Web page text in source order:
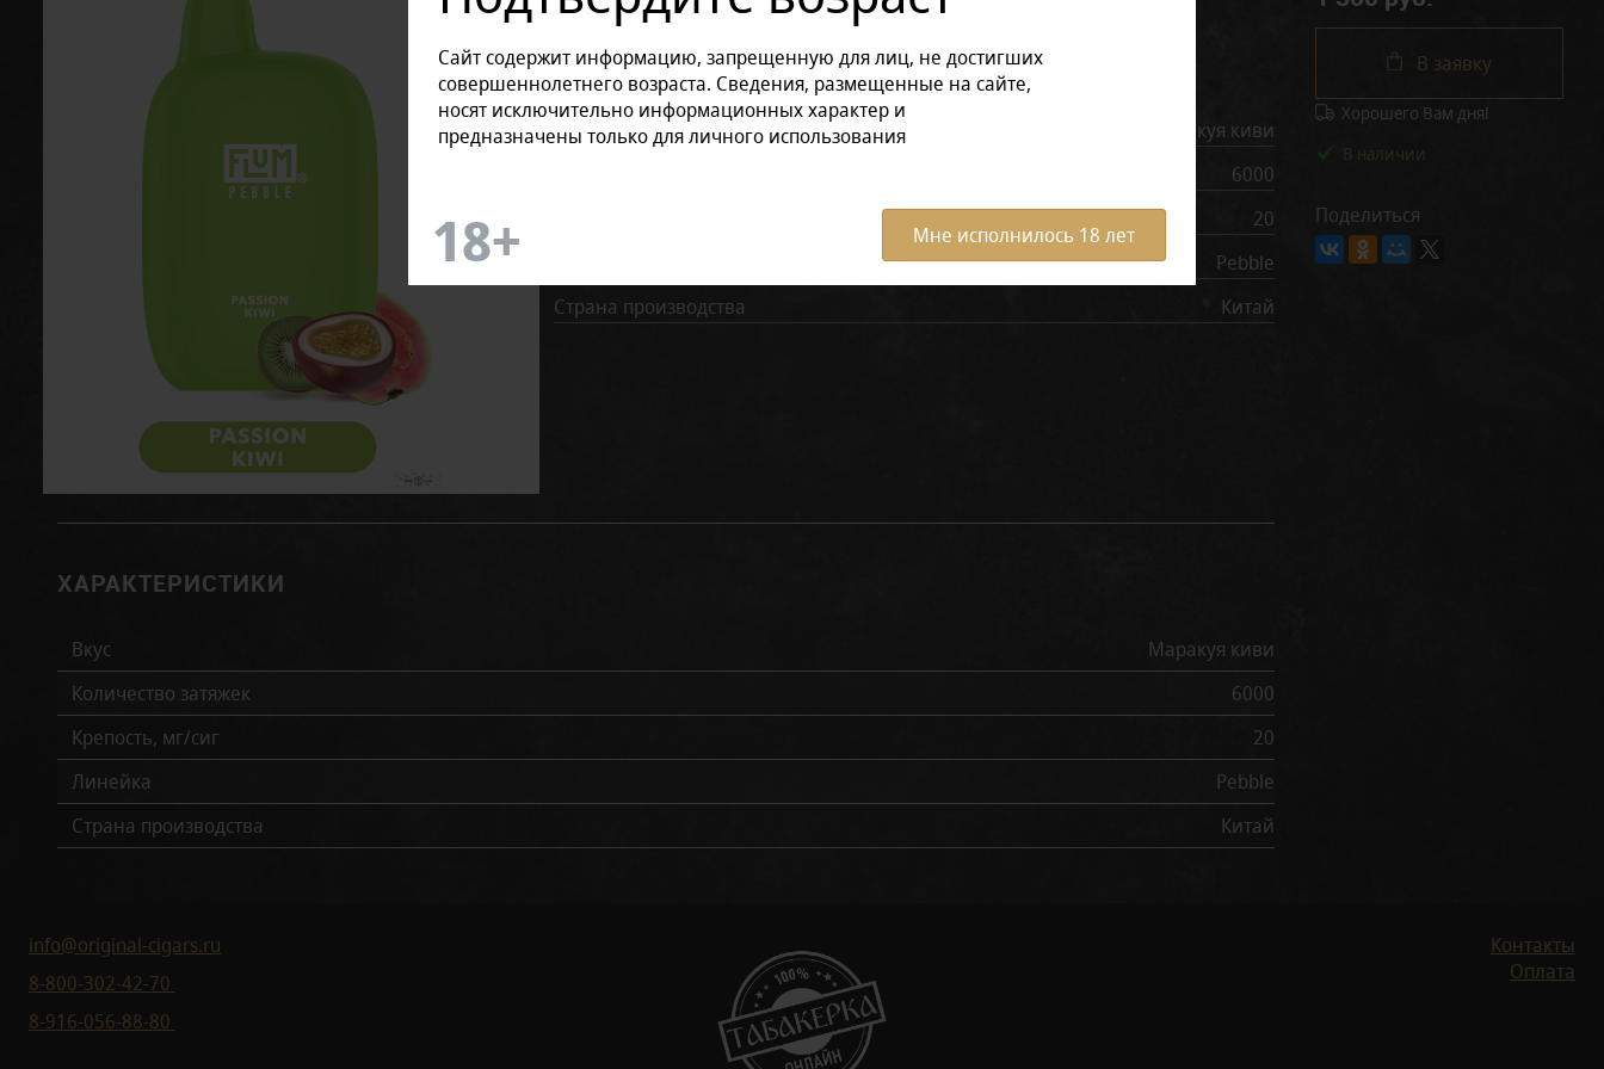
Сайт содержит информацию, запрещенную для лиц, не достигших
совершеннолетнего возраста. Сведения, размещенные на сайте,
носят исключительно информационных характер и
предназначены только для личного использования
Мне исполнилось 18 лет
Характеристики: Все характеристики
Вкус
Маракуя киви
6000
20
Pebble
Страна производства
Китай
ХАРАКТЕРИСТИКИ
Вкус
Маракуя киви
Количество затяжек
6000
Крепость, мг/сиг
20
Линейка
Pebble
Страна производства
Китай
В заявку
Хорошего Вам дня!
В наличии
Поделиться
info@original-cigars.ru
8-800-302-42-70
8-916-056-88-80
Контакты
Оплата